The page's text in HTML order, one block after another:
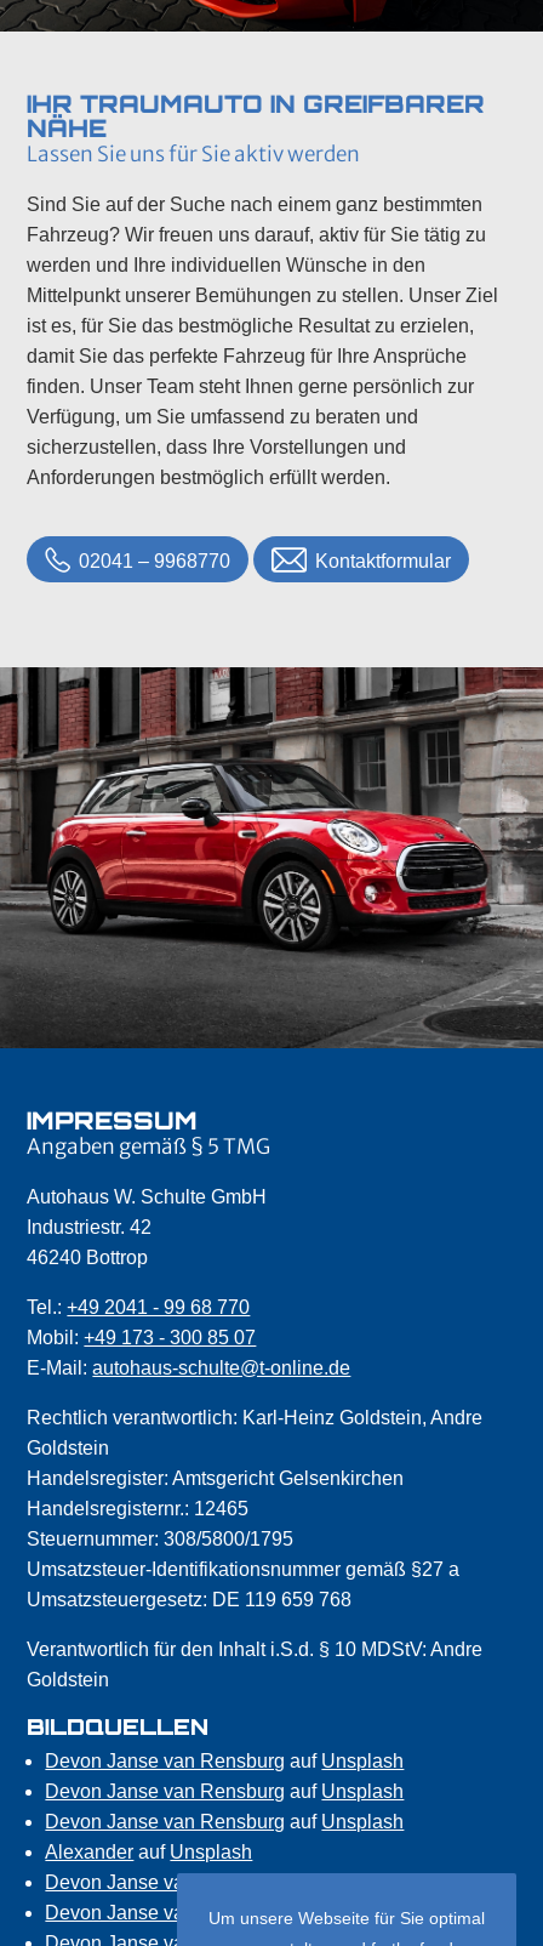
IHR TRAUMAUTO IN GREIFBARER
NÄHE
Lassen Sie uns für Sie aktiv werden
Sind Sie auf der Suche nach einem ganz bestimmten
Fahrzeug? Wir freuen uns darauf, aktiv für Sie tätig zu
werden und Ihre individuellen Wünsche in den
Mittelpunkt unserer Bemühungen zu stellen. Unser Ziel
ist es, für Sie das bestmögliche Resultat zu erzielen,
damit Sie das perfekte Fahrzeug für Ihre Ansprüche
finden. Unser Team steht Ihnen gerne persönlich zur
Verfügung, um Sie umfassend zu beraten und
sicherzustellen, dass Ihre Vorstellungen und
Anforderungen bestmöglich erfüllt werden.
02041 – 9968770 Kontaktformular
IMPRESSUM
Angaben gemäß § 5 TMG
Autohaus W. Schulte GmbH
Industriestr. 42
46240 Bottrop
Tel.:+49 2041 - 99 68 770
Mobil:+49 173 - 300 85 07
E-Mail:autohaus-schulte@t-online.de
Rechtlich verantwortlich: Karl-Heinz Goldstein, Andre
Goldstein
Handelsregister: Amtsgericht Gelsenkirchen
Handelsregisternr.: 12465
Steuernummer: 308/5800/1795
Umsatzsteuer-Identifikationsnummer gemäß §27 a
Umsatzsteuergesetz: DE 119 659 768
Verantwortlich für den Inhalt i.S.d. § 10 MDStV: Andre
Goldstein
BILDQUELLEN
Devon Janse van Rensburg auf Unsplash
Devon Janse van Rensburg auf Unsplash
Devon Janse van Rensburg auf Unsplash
Alexander auf Unsplash
Devon Janse van Rensburg
Devon Janse van RensburgaufUnsplash
Um unsere Webseite für Sie optimal